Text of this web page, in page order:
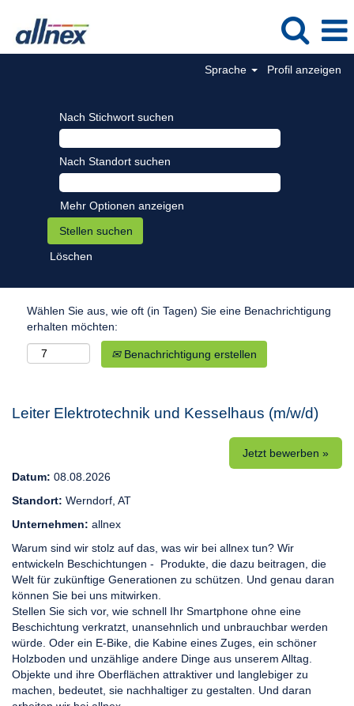
Sprache Profil anzeigen
Nach Stichwort suchen
Nach Standort suchen
Mehr Optionen anzeigen
Löschen
Wählen Sie aus, wie oft (in Tagen) Sie eine Benachrichtigung
erhalten möchten:
Benachrichtigung erstellen
Leiter Elektrotechnik und Kesselhaus (m/w/d)
Jetzt bewerben »
Datum: 08.08.2026
Standort: Werndorf, AT
Unternehmen: allnex
Warum sind wir stolz auf das, was wir bei allnex tun? Wir
entwickeln Beschichtungen - Produkte, die dazu beitragen, die
Welt für zukünftige Generationen zu schützen. Und genau daran
können Sie bei uns mitwirken.
Stellen Sie sich vor, wie schnell Ihr Smartphone ohne eine
Beschichtung verkratzt, unansehnlich und unbrauchbar werden
würde. Oder ein E-Bike, die Kabine eines Zuges, ein schöner
Holzboden und unzählige andere Dinge aus unserem Alltag.
Objekte und ihre Oberflächen attraktiver und langlebiger zu
machen, bedeutet, sie nachhaltiger zu gestalten. Und daran